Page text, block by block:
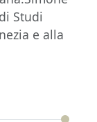
Studi
e alla